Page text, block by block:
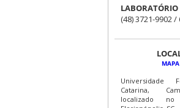
(48) 3721-9902 /
Universidade
Catarina,
localizado